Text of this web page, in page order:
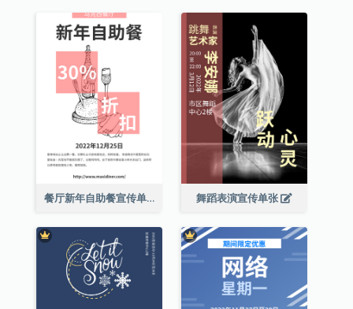
餐厅新年自助餐宣传单张 舞蹈表演宣传单张